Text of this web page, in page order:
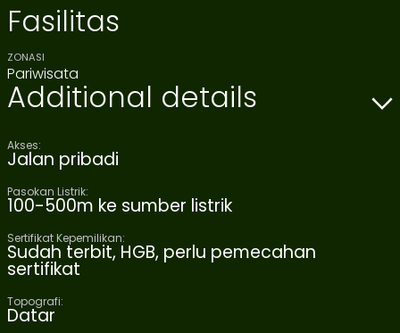
Fasilitas
ZONASI
Pariwisata
Additional details
Akses:
Jalan pribadi
Pasokan Listrik:
100-500m ke sumber listrik
Sertifikat Kepemilikan:
Sudah terbit, HGB, perlu pemecahan
sertifikat
Topografi:
Datar